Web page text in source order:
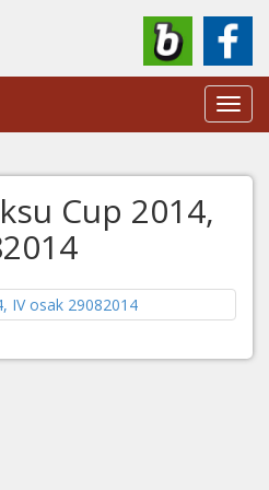
Cup 2014,
IV osak 29082014